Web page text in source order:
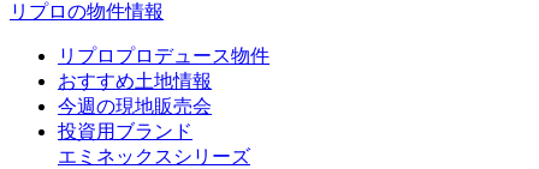
リプロの物件情報
リプロプロデュース物件
おすすめ土地情報
今週の現地販売会
投資用ブランド
エミネックスシリーズ